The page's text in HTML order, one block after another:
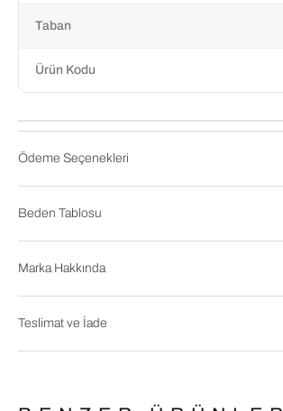
Taban
Ürün Kodu
Ödeme Seçenekleri
Beden Tablosu
Marka Hakkında
Teslimat ve İade